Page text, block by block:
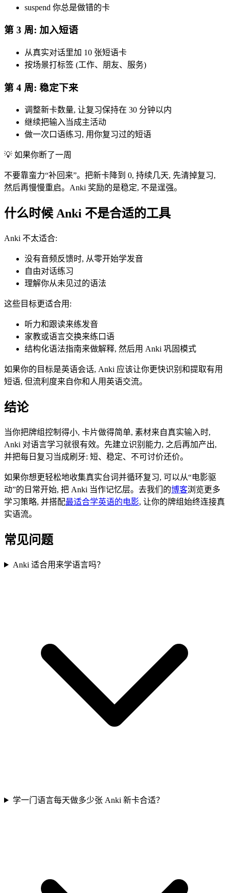
suspend 你总是做错的卡
第 3 周: 加入短语
从真实对话里加 10 张短语卡
按场景打标签 (工作、朋友、服务)
第 4 周: 稳定下来
调整新卡数量, 让复习保持在 30 分钟以内
继续把输入当成主活动
做一次口语练习, 用你复习过的短语
💡 如果你断了一周
不要靠蛮力“补回来”。把新卡降到 0, 持续几天, 先清掉复习,
然后再慢慢重启。Anki 奖励的是稳定, 不是逞强。
什么时候 Anki 不是合适的工具
Anki 不太适合:
没有音频反馈时, 从零开始学发音
自由对话练习
理解你从未见过的语法
这些目标更适合用:
听力和跟读来练发音
家教或语言交换来练口语
结构化语法指南来做解释, 然后用 Anki 巩固模式
如果你的目标是英语会话, Anki 应该让你更快识别和提取有用
短语, 但流利度来自你和人用英语交流。
结论
当你把牌组控制得小, 卡片做得简单, 素材来自真实输入时,
Anki 对语言学习就很有效。先建立识别能力, 之后再加产出,
并把每日复习当成刷牙: 短、稳定、不可讨价还价。
如果你想更轻松地收集真实台词并循环复习, 可以从“电影驱
动”的日常开始, 把 Anki 当作记忆层。去我们的博客浏览更多
学习策略, 并搭配最适合学英语的电影, 让你的牌组始终连接真
实语流。
常见问题
Anki 适合用来学语言吗？
学一门语言每天做多少张 Anki 新卡合适？